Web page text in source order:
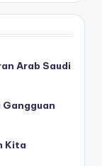
Arab Saudi
Gangguan
Kita